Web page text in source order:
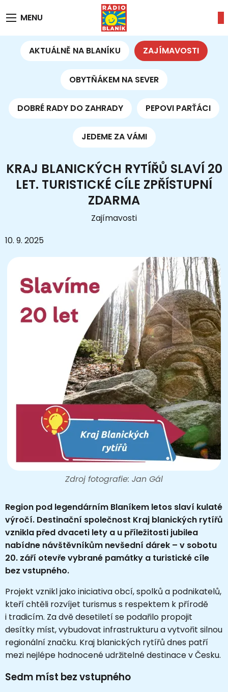
MENU
AKTUÁLNĚ NA BLANÍKU ZAJÍMAVOSTI
OBYTŇÁKEM NA SEVER
DOBRÉ RADY DO ZAHRADY PEPOVI PARŤÁCI
JEDEME ZA VÁMI
KRAJ BLANICKÝCH RYTÍŘŮ SLAVÍ 20
LET. TURISTICKÉ CÍLE ZPŘÍSTUPNÍ
ZDARMA
Zajímavosti
10. 9. 2025
Zdroj fotografie: Jan Gál
Region pod legendárním Blaníkem letos slaví kulaté
výročí. Destinační společnost Kraj blanických rytířů
vznikla před dvaceti lety a u příležitosti jubilea
nabídne návštěvníkům nevšední dárek – v sobotu
20. září otevře vybrané památky a turistické cíle
bez vstupného.
Projekt vznikl jako iniciativa obcí, spolků a podnikatelů,
kteří chtěli rozvíjet turismus s respektem k přírodě
i tradicím. Za dvě desetiletí se podařilo propojit
desítky míst, vybudovat infrastrukturu a vytvořit silnou
regionální značku. Kraj blanických rytířů dnes patří
mezi nejlépe hodnocené udržitelné destinace v Česku.
Sedm míst bez vstupného